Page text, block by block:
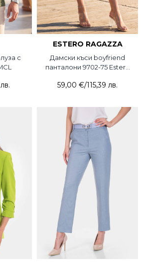
с
ESTERO RAGAZZA
Дамски къси boyfriend
панталони 9702-75 Estero
59,00 €/115,39 лв.